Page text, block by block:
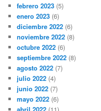
febrero 2023 (5)
enero 2023 (6)
diciembre 2022 (6)
noviembre 2022 (8)
octubre 2022 (6)
septiembre 2022 (8)
agosto 2022 (7)
julio 2022 (4)
junio 2022 (7)
mayo 2022 (6)